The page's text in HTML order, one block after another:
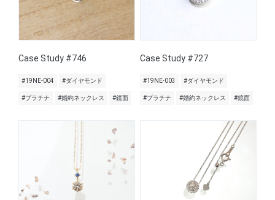
Case Study #746
#19NE-004 #ダイヤモンド
#プラチナ #婚約ネックレス #鏡面
Case Study #727
#19NE-003 #ダイヤモンド
#プラチナ #婚約ネックレス #鏡面